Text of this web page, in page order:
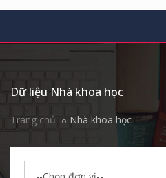
Dữ liệu Nhà khoa học
Trang chủ Nhà khoa học